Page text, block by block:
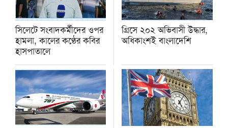
সিলেটে সংবাদকর্মীদের ওপর
হামলা, কালের কণ্ঠের কবির
হাসপাতালে
গ্রিসে ২০২ অভিবাসী উদ্ধার,
অধিকাংশই বাংলাদেশি